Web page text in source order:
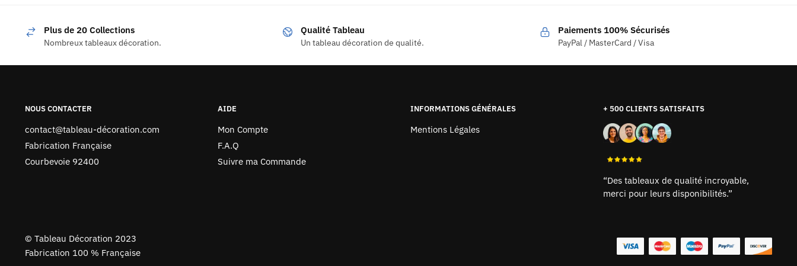
Plus de 20 Collections
Nombreux tableaux décoration.
Qualité Tableau
Un tableau décoration de qualité.
Paiements 100% Sécurisés
PayPal / MasterCard / Visa
NOUS CONTACTER
contact@tableau-décoration.com
Fabrication Française
Courbevoie 92400
AIDE
Mon Compte
F.A.Q
Suivre ma Commande
INFORMATIONS GÉNÉRALES
Mentions Légales
+ 500 CLIENTS SATISFAITS
“Des tableaux de qualité incroyable,
merci pour leurs disponibilités.”
© Tableau Décoration 2023
Fabrication 100 % Française